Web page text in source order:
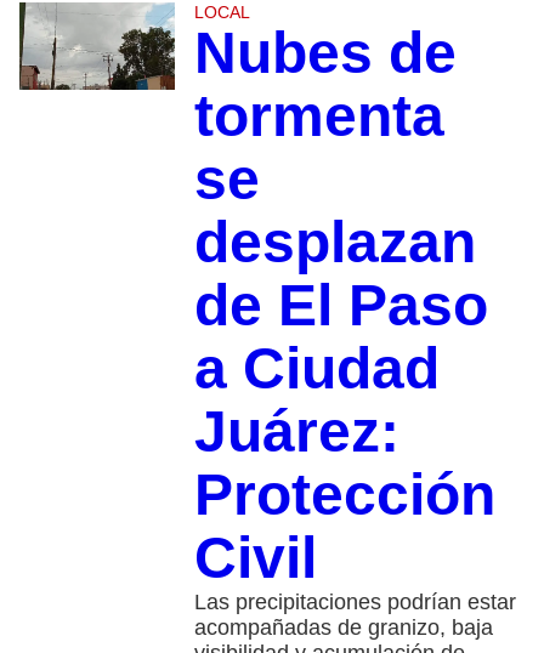
LOCAL
Nubes de
tormenta
se
desplazan
de El Paso
a Ciudad
Juárez:
Protección
Civil
Las precipitaciones podrían estar
acompañadas de granizo, baja